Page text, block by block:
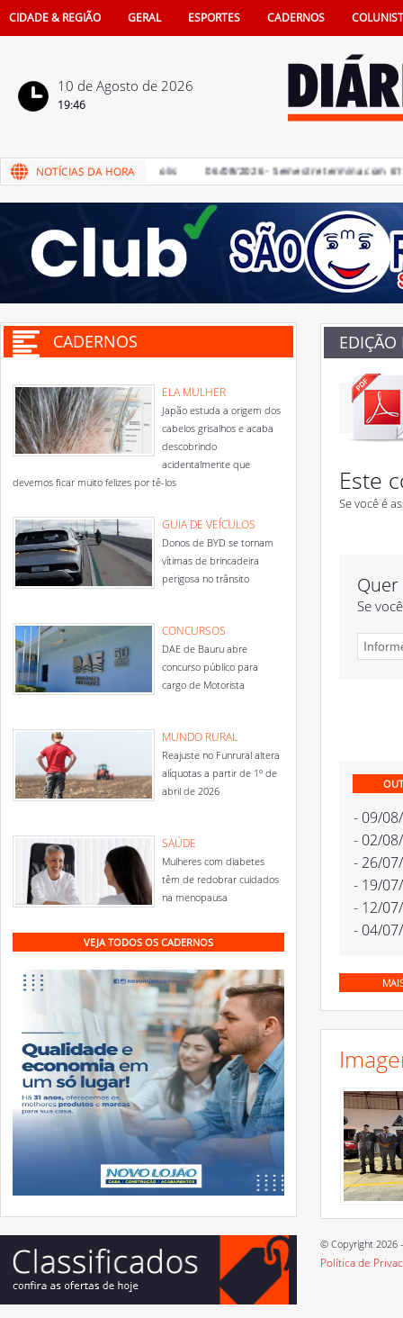
CIDADE & REGIÃO GERAL ESPORTES CADERNOS
10 de Agosto de 2026
19:46
da Câmara de Penápolis 06/08/2026 - Semestre termina com 617
CADERNOS
ELA MULHER
Japão estuda a origem dos
cabelos grisalhos e acaba
descobrindo
acidentalmente que
devemos ficar muito felizes por tê-los
GUIA DE VEÍCULOS
Donos de BYD se tornam
vítimas de brincadeira
perigosa no trânsito
CONCURSOS
DAE de Bauru abre
concurso público para
cargo de Motorista
MUNDO RURAL
Reajuste no Funrural altera
alíquotas a partir de 1º de
abril de 2026
SAÚDE
Mulheres com diabetes
têm de redobrar cuidados
na menopausa
VEJA TODOS OS CADERNOS
EDIÇÃO
Este
Se você é
Se
- 09/
- 02/
- 26/
- 19/
- 12/
- 04/
© Copyright 2026
Política de